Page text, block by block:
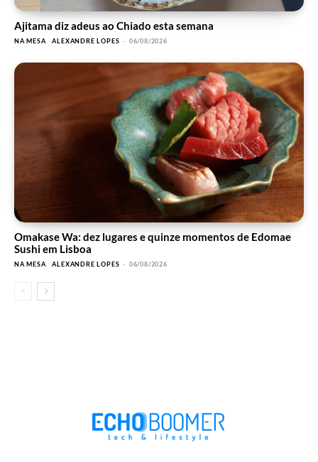
Ajitama diz adeus ao Chiado esta semana
NA MESA ALEXANDRE LOPES - 06/08/2026
Omakase Wa: dez lugares e quinze momentos de Edomae
Sushi em Lisboa
NA MESA ALEXANDRE LOPES - 06/08/2026